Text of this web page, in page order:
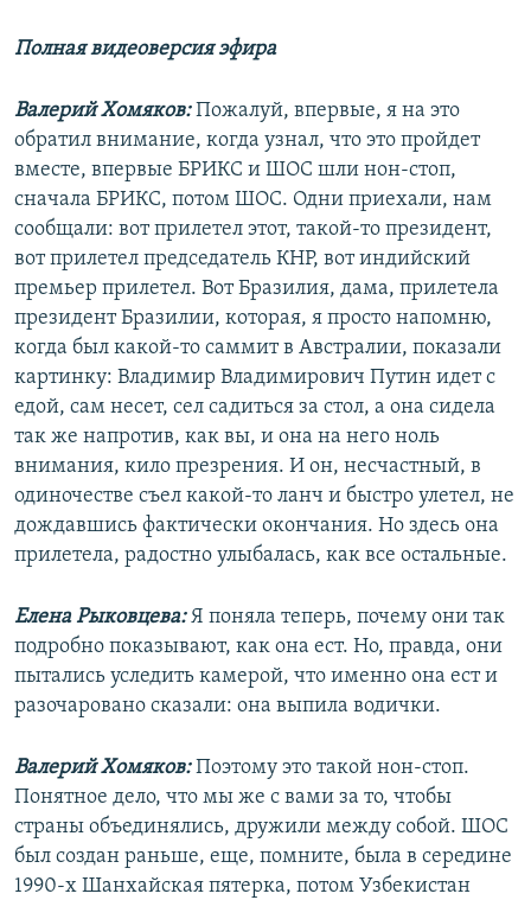
Полная видеоверсия эфира
Валерий Хомяков:Пожалуй, впервые, я на это
обратил внимание, когда узнал, что это пройдет
вместе, впервые БРИКС и ШОС шли нон-стоп,
сначала БРИКС, потом ШОС. Одни приехали, нам
сообщали: вот прилетел этот, такой-то президент,
вот прилетел председатель КНР, вот индийский
премьер прилетел. Вот Бразилия, дама, прилетела
президент Бразилии, которая, я просто напомню,
когда был какой-то саммит в Австралии, показали
картинку: Владимир Владимирович Путин идет с
едой, сам несет, сел садиться за стол, а она сидела
так же напротив, как вы, и она на него ноль
внимания, кило презрения. И он, несчастный, в
одиночестве съел какой-то ланч и быстро улетел, не
дождавшись фактически окончания. Но здесь она
прилетела, радостно улыбалась, как все остальные.
Елена Рыковцева:Я поняла теперь, почему они так
подробно показывают, как она ест. Но, правда, они
пытались уследить камерой, что именно она ест и
разочаровано сказали: она выпила водички.
Валерий Хомяков:Поэтому это такой нон-стоп.
Понятное дело, что мы же с вами за то, чтобы
страны объединялись, дружили между собой. ШОС
был создан раньше, еще, помните, была в середине
1990-х Шанхайская пятерка, потом Узбекистан